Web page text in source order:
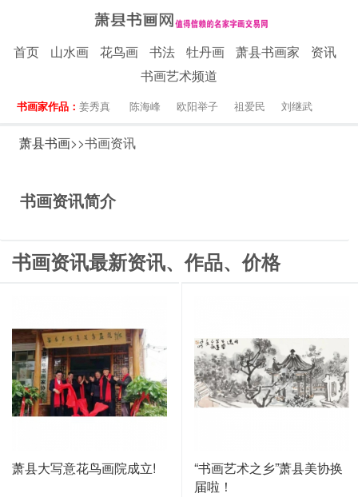
首页 山水画 花鸟画 书法 牡丹画 萧县书画家
资讯
书画艺术频道
书画家作品： 姜秀真 陈海峰 欧阳举子 祖爱民 刘继武
萧县书画>>书画资讯
书画资讯简介
书画资讯最新资讯、作品、价格
萧县大写意花鸟画院成立!
“书画艺术之乡”萧县美协换
届啦！